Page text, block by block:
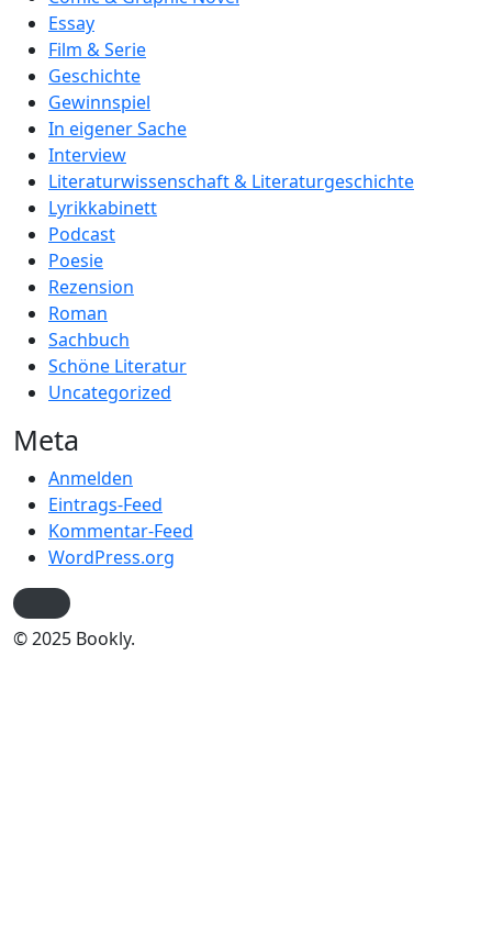
Essay
Film & Serie
Geschichte
Gewinnspiel
In eigener Sache
Interview
Literaturwissenschaft & Literaturgeschichte
Lyrikkabinett
Podcast
Poesie
Rezension
Roman
Sachbuch
Schöne Literatur
Uncategorized
Meta
Anmelden
Eintrags-Feed
Kommentar-Feed
WordPress.org
© 2025 Bookly.